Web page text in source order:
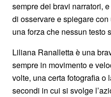
sempre dei bravi narratori,
di osservare e spiegare
una forza che nessun testo
Liliana Ranalletta è una
sempre in movimento e
volte, una certa fotografia o
secondi in cui si svolge